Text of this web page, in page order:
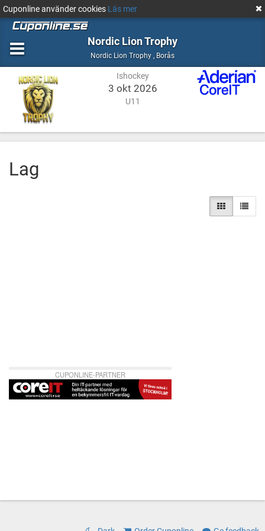
Cuponline använder cookies Läs mer
Nordic Lion Trophy
Nordic Lion Trophy , Ishockey
BoråsBorås
Ishockey
3 okt 2026
U11
Lag
CUPONLINE-PARTNER